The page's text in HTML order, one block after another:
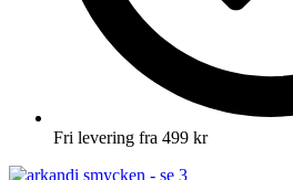
Fri levering fra 499 kr